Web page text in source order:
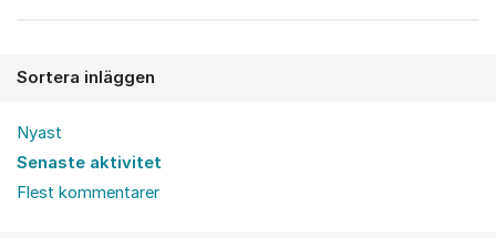
Sortera inläggen
Nyast
Senaste aktivitet
Flest kommentarer